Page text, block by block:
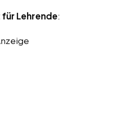
Lehrende: